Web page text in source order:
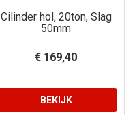
Cilinder hol, 20ton, Slag
50mm
€ 169,40
BEKIJK